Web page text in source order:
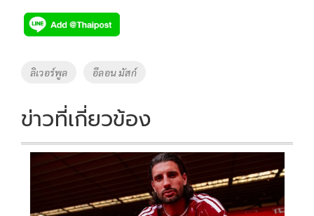
Tags
ลิเวอร์พูล อีลอน มัสก์
ข่าวที่เกี่ยวข้อง